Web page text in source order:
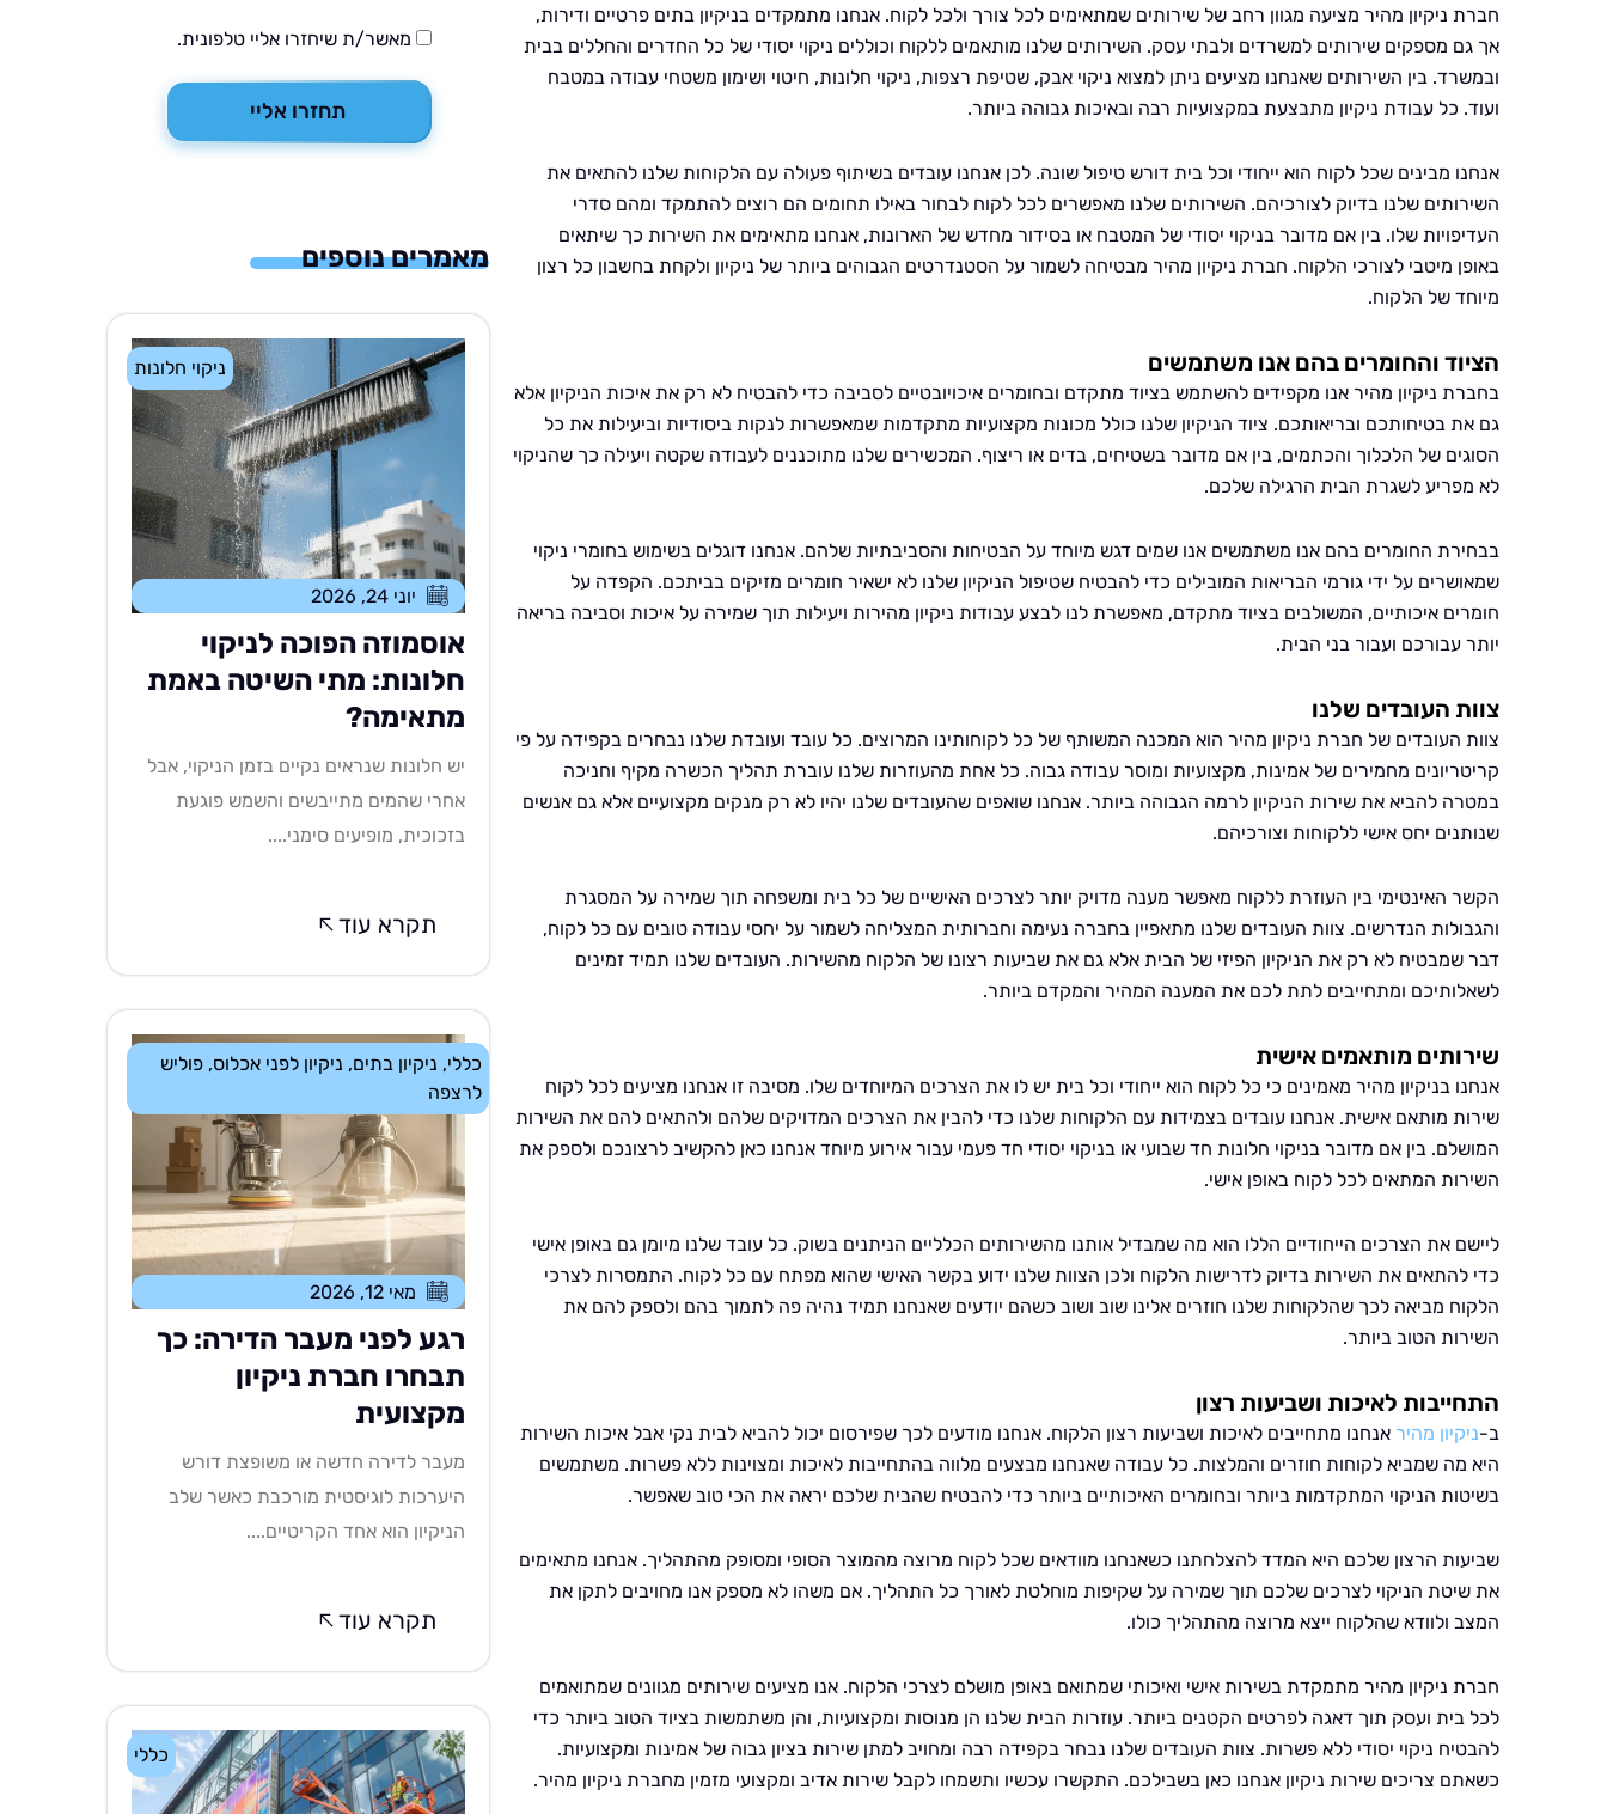
חברת ניקיון מהיר מציעה מגוון רחב של שירותים שמתאימים לכל צורך ולכל לקוח. אנחנו מתמקדים בניקיון בתים פרטיים ודירות,
אך גם מספקים שירותים למשרדים ולבתי עסק. השירותים שלנו מותאמים ללקוח וכוללים ניקוי יסודי של כל החדרים והחללים בבית
ובמשרד. בין השירותים שאנחנו מציעים ניתן למצוא ניקוי אבק, שטיפת רצפות, ניקוי חלונות, חיטוי ושימון משטחי עבודה במטבח
ועוד. כל עבודת ניקיון מתבצעת במקצועיות רבה ובאיכות גבוהה ביותר.
אנחנו מבינים שכל לקוח הוא ייחודי וכל בית דורש טיפול שונה. לכן אנחנו עובדים בשיתוף פעולה עם הלקוחות שלנו להתאים את
השירותים שלנו בדיוק לצורכיהם. השירותים שלנו מאפשרים לכל לקוח לבחור באילו תחומים הם רוצים להתמקד ומהם סדרי
העדיפויות שלו. בין אם מדובר בניקוי יסודי של המטבח או בסידור מחדש של הארונות, אנחנו מתאימים את השירות כך שיתאים
באופן מיטבי לצורכי הלקוח. חברת ניקיון מהיר מבטיחה לשמור על הסטנדרטים הגבוהים ביותר של ניקיון ולקחת בחשבון כל רצון
מיוחד של הלקוח.
הציוד והחומרים בהם אנו משתמשים
בחברת ניקיון מהיר אנו מקפידים להשתמש בציוד מתקדם ובחומרים איכויובטיים לסביבה כדי להבטיח לא רק את איכות הניקיון אלא
גם את בטיחותכם ובריאותכם. ציוד הניקיון שלנו כולל מכונות מקצועיות מתקדמות שמאפשרות לנקות ביסודיות וביעילות את כל
הסוגים של הלכלוך והכתמים, בין אם מדובר בשטיחים, בדים או ריצוף. המכשירים שלנו מתוכננים לעבודה שקטה ויעילה כך שהניקוי
לא מפריע לשגרת הבית הרגילה שלכם.
בבחירת החומרים בהם אנו משתמשים אנו שמים דגש מיוחד על הבטיחות והסביבתיות שלהם. אנחנו דוגלים בשימוש בחומרי ניקוי
שמאושרים על ידי גורמי הבריאות המובילים כדי להבטיח שטיפול הניקיון שלנו לא ישאיר חומרים מזיקים בביתכם. הקפדה על
חומרים איכותיים, המשולבים בציוד מתקדם, מאפשרת לנו לבצע עבודות ניקיון מהירות ויעילות תוך שמירה על איכות וסביבה בריאה
יותר עבורכם ועבור בני הבית.
צוות העובדים שלנו
צוות העובדים של חברת ניקיון מהיר הוא המכנה המשותף של כל לקוחותינו המרוצים. כל עובד ועובדת שלנו נבחרים בקפידה על פי
קריטריונים מחמירים של אמינות, מקצועיות ומוסר עבודה גבוה. כל אחת מהעוזרות שלנו עוברת תהליך הכשרה מקיף וחניכה
במטרה להביא את שירות הניקיון לרמה הגבוהה ביותר. אנחנו שואפים שהעובדים שלנו יהיו לא רק מנקים מקצועיים אלא גם אנשים
שנותנים יחס אישי ללקוחות וצורכיהם.
הקשר האינטימי בין העוזרת ללקוח מאפשר מענה מדויק יותר לצרכים האישיים של כל בית ומשפחה תוך שמירה על המסגרת
והגבולות הנדרשים. צוות העובדים שלנו מתאפיין בחברה נעימה וחברותית המצליחה לשמור על יחסי עבודה טובים עם כל לקוח,
דבר שמבטיח לא רק את הניקיון הפיזי של הבית אלא גם את שביעות רצונו של הלקוח מהשירות. העובדים שלנו תמיד זמינים
לשאלותיכם ומתחייבים לתת לכם את המענה המהיר והמקדם ביותר.
שירותים מותאמים אישית
אנחנו בניקיון מהיר מאמינים כי כל לקוח הוא ייחודי וכל בית יש לו את הצרכים המיוחדים שלו. מסיבה זו אנחנו מציעים לכל לקוח
שירות מותאם אישית. אנחנו עובדים בצמידות עם הלקוחות שלנו כדי להבין את הצרכים המדויקים שלהם ולהתאים להם את השירות
המושלם. בין אם מדובר בניקוי חלונות חד שבועי או בניקוי יסודי חד פעמי עבור אירוע מיוחד אנחנו כאן להקשיב לרצונכם ולספק את
השירות המתאים לכל לקוח באופן אישי.
ליישם את הצרכים הייחודיים הללו הוא מה שמבדיל אותנו מהשירותים הכלליים הניתנים בשוק. כל עובד שלנו מיומן גם באופן אישי
כדי להתאים את השירות בדיוק לדרישות הלקוח ולכן הצוות שלנו ידוע בקשר האישי שהוא מפתח עם כל לקוח. התמסרות לצרכי
הלקוח מביאה לכך שהלקוחות שלנו חוזרים אלינו שוב ושוב כשהם יודעים שאנחנו תמיד נהיה פה לתמוך בהם ולספק להם את
השירות הטוב ביותר.
התחייבות לאיכות ושביעות רצון
ב-ניקיון מהיר אנחנו מתחייבים לאיכות ושביעות רצון הלקוח. אנחנו מודעים לכך שפירסום יכול להביא לבית נקי אבל איכות השירות
היא מה שמביא לקוחות חוזרים והמלצות. כל עבודה שאנחנו מבצעים מלווה בהתחייבות לאיכות ומצוינות ללא פשרות. משתמשים
בשיטות הניקוי המתקדמות ביותר ובחומרים האיכותיים ביותר כדי להבטיח שהבית שלכם יראה את הכי טוב שאפשר.
שביעות הרצון שלכם היא המדד להצלחתנו כשאנחנו מוודאים שכל לקוח מרוצה מהמוצר הסופי ומסופק מהתהליך. אנחנו מתאימים
את שיטת הניקוי לצרכים שלכם תוך שמירה על שקיפות מוחלטת לאורך כל התהליך. אם משהו לא מספק אנו מחויבים לתקן את
המצב ולוודא שהלקוח ייצא מרוצה מהתהליך כולו.
חברת ניקיון מהיר מתמקדת בשירות אישי ואיכותי שמתואם באופן מושלם לצרכי הלקוח. אנו מציעים שירותים מגוונים שמתואמים
לכל בית ועסק תוך דאגה לפרטים הקטנים ביותר. עוזרות הבית שלנו הן מנוסות ומקצועיות, והן משתמשות בציוד הטוב ביותר כדי
להבטיח ניקוי יסודי ללא פשרות. צוות העובדים שלנו נבחר בקפידה רבה ומחויב למתן שירות בציון גבוה של אמינות ומקצועיות.
כשאתם צריכים שירות ניקיון אנחנו כאן בשבילכם. התקשרו עכשיו ותשמחו לקבל שירות אדיב ומקצועי מזמין מחברת ניקיון מהיר.
מאשר/ת שיחזרו אליי טלפונית.
תחזרו אליי
מאמרים נוספים
ניקוי חלונות
יוני 24, 2026
אוסמוזה הפוכה לניקוי
חלונות: מתי השיטה באמת
מתאימה?
יש חלונות שנראים נקיים בזמן הניקוי, אבל
אחרי שהמים מתייבשים והשמש פוגעת
בזכוכית, מופיעים סימני....
תקרא עוד
כללי, ניקיון בתים, ניקיון לפני אכלוס,פוליש
לרצפה
מאי 12, 2026
רגע לפני מעבר הדירה: כך
תבחרו חברת ניקיון
מקצועית
מעבר לדירה חדשה או משופצת דורש
היערכות לוגיסטית מורכבת כאשר שלב
הניקיון הוא אחד הקריטיים....
תקרא עוד
כללי